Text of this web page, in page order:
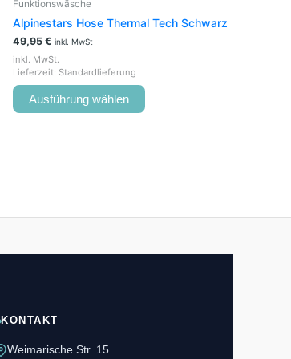
Funktionswäsche
Alpinestars Hose Thermal Tech Schwarz
49,95 € inkl. MwSt
inkl. MwSt.
Lieferzeit: Standardlieferung
Ausführung wählen
KONTAKT
Weimarische Str. 15